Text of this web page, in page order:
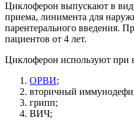
Циклоферон выпускают в
приема, линимента для
парентерального введения.
пациентов от 4 лет.
Циклоферон используют при
ОРВИ;
вторичный
грипп;
ВИЧ;